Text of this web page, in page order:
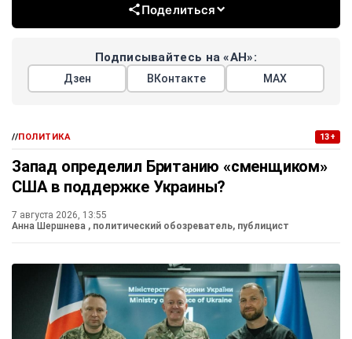
Поделиться
Подписывайтесь на «АН»:
Дзен ВКонтакте МАХ
//ПОЛИТИКА 13+
Запад определил Британию «сменщиком»
США в поддержке Украины?
7 августа 2026, 13:55
Анна Шершнева , политический обозреватель, публицист